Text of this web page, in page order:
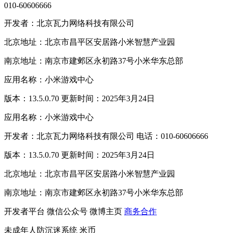
010-60606666
开发者：北京瓦力网络科技有限公司
北京地址：北京市昌平区安居路小米智慧产业园
南京地址：南京市建邺区永初路37号小米华东总部
应用名称：小米游戏中心
版本：13.5.0.70 更新时间：2025年3月24日
应用名称：小米游戏中心
开发者：北京瓦力网络科技有限公司 电话：010-60606666
版本：13.5.0.70 更新时间：2025年3月24日
北京地址：北京市昌平区安居路小米智慧产业园
南京地址：南京市建邺区永初路37号小米华东总部
开发者平台 微信公众号 微博主页 商务合作
未成年人防沉迷系统 米币